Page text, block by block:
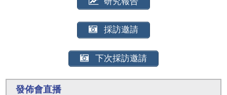
採訪邀請
下次採訪邀請
發佈會直播